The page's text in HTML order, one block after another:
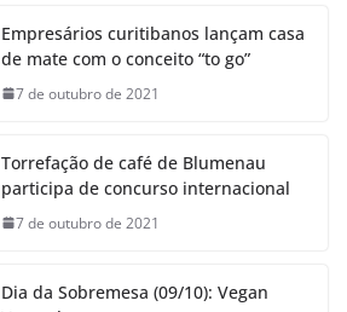
Empresários curitibanos lançam casa
de mate com o conceito “to go”
7 de outubro de 2021
Torrefação de café de Blumenau
participa de concurso internacional
7 de outubro de 2021
Dia da Sobremesa (09/10): Vegan